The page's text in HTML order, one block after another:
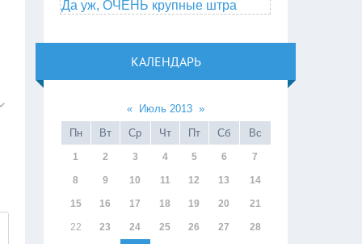
Да уж, ОЧЕНЬ крупные штра
КАЛЕНДАРЬ
« Июль 2013 »
Пн
Вт Ср Чт Пт Сб Вс
1 2 3 4 5 6 7
8 9 10 11 12 13 14
15 16 17 18 19 20 21
22 23 24 25 26 27 28